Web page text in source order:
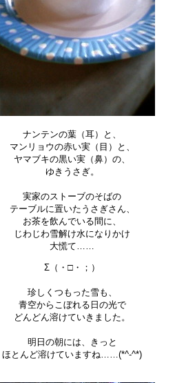
ナンテンの葉（耳）と、
マンリョウの赤い実（目）と、
ヤマブキの黒い実（鼻）の、
ゆきうさぎ。
実家のストーブのそばの
テーブルに置いたうさぎさん、
お茶を飲んでいる間に、
じわじわ雪解け水になりかけ
大慌て……
Σ（・□・；）
珍しくつもった雪も、
青空からこぼれる日の光で
どんどん溶けていきました。
明日の朝には、きっと
ほとんど溶けていますね……(*^-^*)